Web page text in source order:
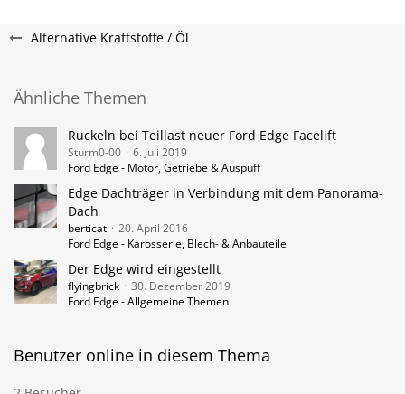
Alternative Kraftstoffe / Öl
Ähnliche Themen
Ruckeln bei Teillast neuer Ford Edge Facelift
Sturm0-00
6. Juli 2019
Ford Edge - Motor, Getriebe & Auspuff
Edge Dachträger in Verbindung mit dem Panorama-
Dach
berticat
20. April 2016
Ford Edge - Karosserie, Blech- & Anbauteile
Der Edge wird eingestellt
flyingbrick
30. Dezember 2019
Ford Edge - Allgemeine Themen
Benutzer online in diesem Thema